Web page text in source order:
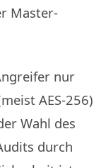
Master-
nur
AES-256)
Wahl des
durch